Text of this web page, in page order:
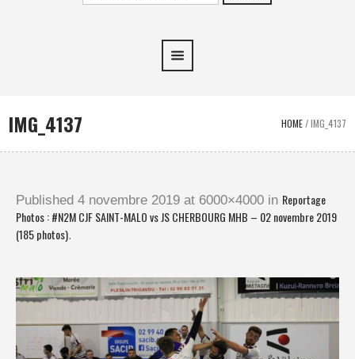
IMG_4137 HOME/IMG_4137
Published 4 novembre 2019 at 6000×4000 in Reportage
Photos : #N2M CJF SAINT-MALO vs JS CHERBOURG MHB – 02 novembre 2019
(185 photos).